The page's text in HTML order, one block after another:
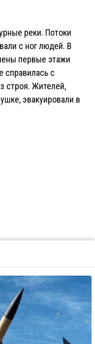
реки. Потоки
с ног людей. В
первые этажи
справилась с
строя. Жителей,
эвакуировали в